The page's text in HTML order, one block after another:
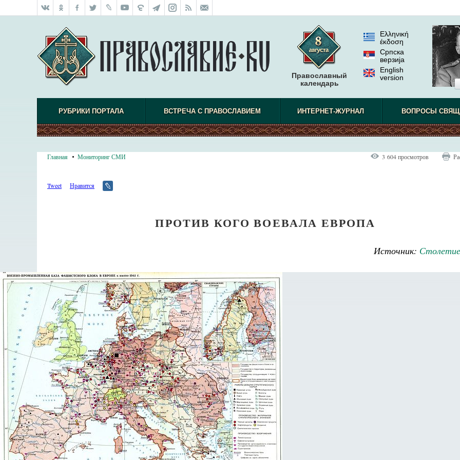
Православный
календарь
Ελληνική
έκδοση
Српска
верзиjа
English
version
РУБРИКИ ПОРТАЛА ВСТРЕЧА С ПРАВОСЛАВИЕМ ИНТЕРНЕТ-ЖУРНАЛ ВОПРОСЫ
Главная Мониторинг СМИ 3 604 просмотров
Tweet Нравится
ПРОТИВ КОГО ВОЕВАЛА ЕВРОПА
Источник: